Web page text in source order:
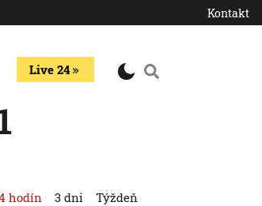
Kontakt
Live 24
hodín 3 dni Týždeň